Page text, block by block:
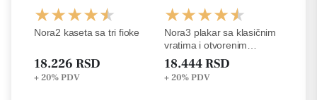
Nora2 kaseta sa tri fioke
18.226 RSD
+ 20%PDV
Nora3 plakar sa klasičnim
vratima i otvorenim
policama
18.444 RSD
+ 20%PDV